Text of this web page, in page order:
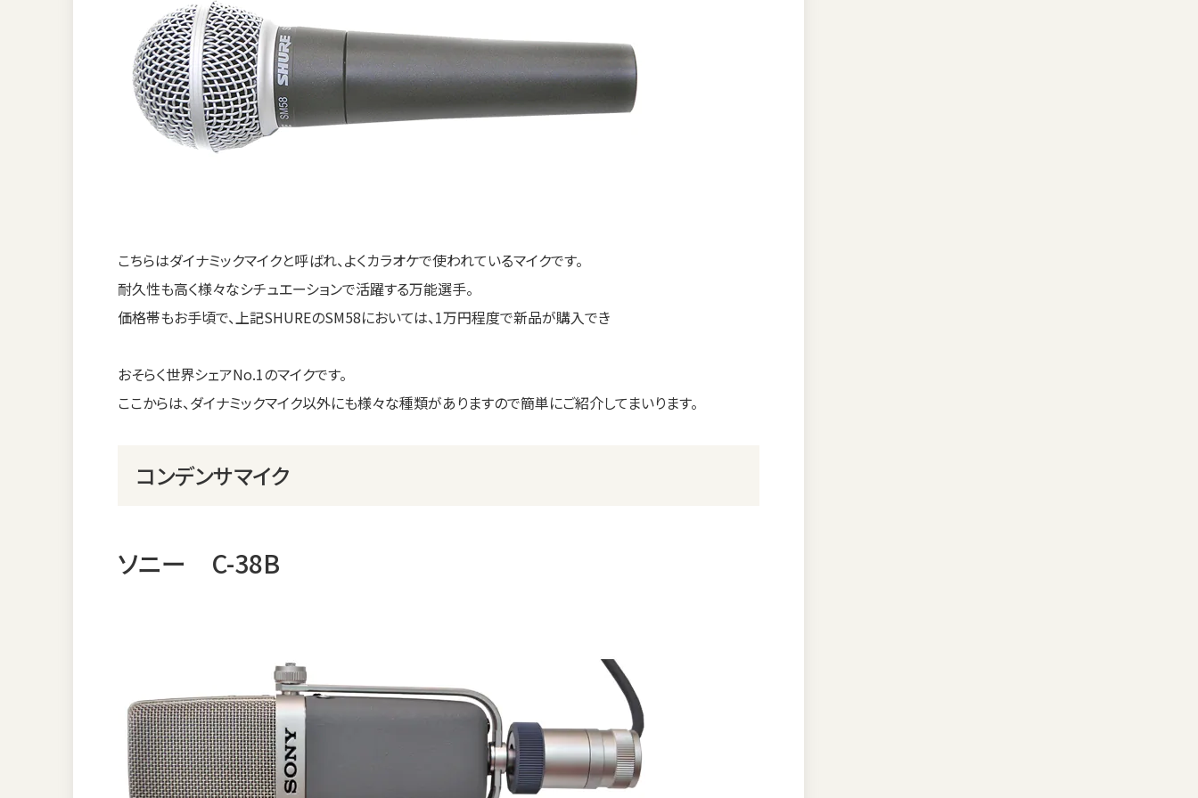
こちらはダイナミックマイクと呼ばれ、よくカラオケで使われているマイクです。
耐久性も高く様々なシチュエーションで活躍する万能選手。
価格帯もお手頃で、上記SHUREのSM58においては、1万円程度で新品が購入でき
おそらく世界シェアNo.1のマイクです。
ここからは、ダイナミックマイク以外にも様々な種類がありますので簡単にご紹介してまいります。
コンデンサマイク
ソニー C-38B